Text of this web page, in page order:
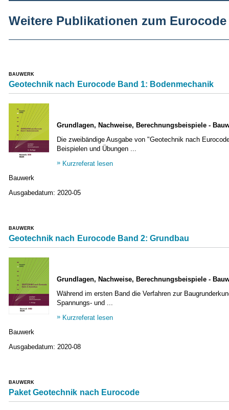
Weitere Publikationen zum Eurocode
BAUWERK
Geotechnik nach Eurocode Band 1: Bodenmechanik
Grundlagen, Nachweise, Berechnungsbeispiele -
Die zweibändige Ausgabe von "Geotechnik nach
Beispielen und Übungen ...
Kurzreferat lesen
Bauwerk
Ausgabedatum: 2020-05
BAUWERK
Geotechnik nach Eurocode Band 2: Grundbau
Grundlagen, Nachweise, Berechnungsbeispiele -
Während im ersten Band die Verfahren zur
Spannungs- und ...
Kurzreferat lesen
Bauwerk
Ausgabedatum: 2020-08
BAUWERK
Paket Geotechnik nach Eurocode